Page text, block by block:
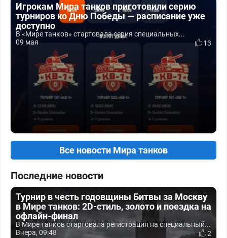
Игрокам Мира танков приготовили серию
турниров ко Дню Победы — расписание уже
доступно
В «Мире танков» стартовала серия специальных...
09 мая
13
Все новости Мира танков
Последние новости
Турнир в честь годовщины Битвы за Москву
в Мире танков: 2D-стиль, золото и поездка на
офлайн-финал
В Мире танков стартовала регистрация на специальный...
Вчера, 09:48
2